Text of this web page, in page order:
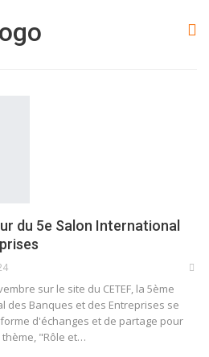
du 5e Salon International
sur le site du CETEF, la 5ème
des Banques et des Entreprises se
d'échanges et de partage pour
"Rôle et…